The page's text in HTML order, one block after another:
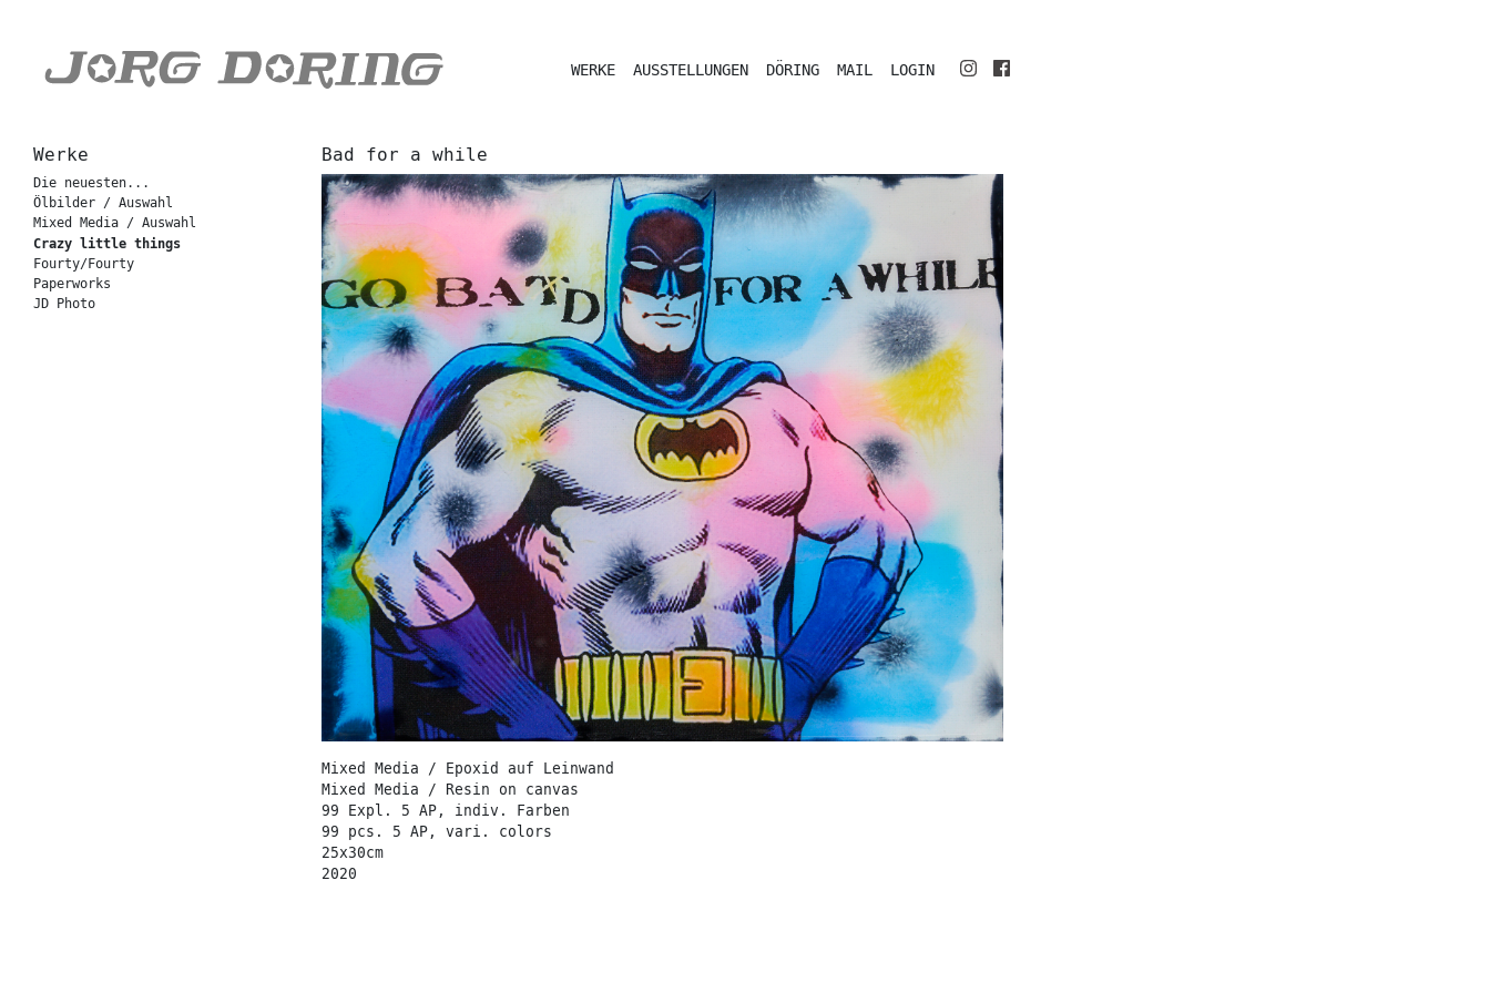
WERKE AUSSTELLUNGEN DÖRING MAIL LOGIN
Werke
Die neuesten...
Ölbilder / Auswahl
Mixed Media / Auswahl
Crazy little things
Fourty/Fourty
Paperworks
JD Photo
Bad for a while
Mixed Media / Epoxid auf Leinwand
Mixed Media / Resin on canvas
99 Expl. 5 AP, indiv. Farben
99 pcs. 5 AP, vari. colors
25x30cm
2020